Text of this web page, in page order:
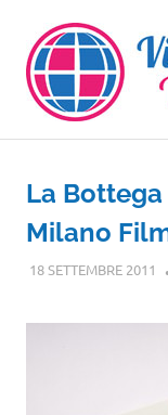
contenuto
La
Milano
18 SETTEMBRE 2011